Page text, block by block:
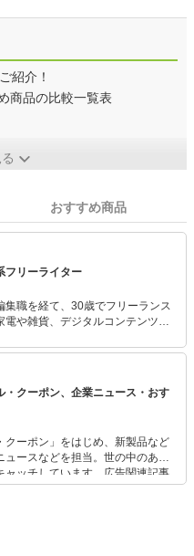
紹介！
商品の比較一覧表
おすすめ商品
フリーライター
集職を経て、30歳でフリーランス
電や雑貨、デジタルコンテンツや
のが強み！誠実な仕事がモット
・クーポン、企業ニュース・おす
クーポン」をはじめ、新製品など
ュースなどを担当。世の中のあら
ャッチしています。広告関連記事
の知見を活かし商品販促のプラン